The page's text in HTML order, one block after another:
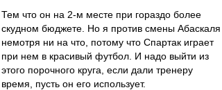
Тем что он на 2-м месте при гораздо более
скудном бюджете. Но я против смены Абаскаля
немотря ни на что, потому что Спартак играет
при нем в красивый футбол. И надо выйти из
этого порочного круга, если дали тренеру
время, пусть он его использует.